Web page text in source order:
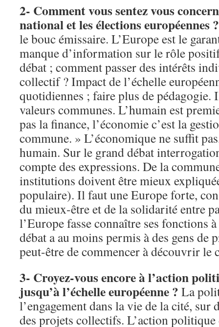
2- Comment vous sentez vous
national et les élections européennes ?
le bouc émissaire. L’Europe est le
manque d’information sur le rôle
débat ; comment passer des intérêts
collectif ? Impact de l’échelle
quotidiennes ; faire plus de pédagogie.
valeurs communes. L’humain est
pas la finance, l’économie c’est la
commune. » L’économique ne suffit
humain. Sur le grand débat
compte des expressions. De la
institutions doivent être mieux
populaire). Il faut une Europe forte,
du mieux-être et de la solidarité entre
l’Europe fasse connaître ses fonctions
débat a au moins permis à des gens de
peut-être de commencer à découvrir le
3- Croyez-vous encore à l’action
jusqu’à l’échelle européenne ? La
l’engagement dans la vie de la cité, sur
des projets collectifs. L’action